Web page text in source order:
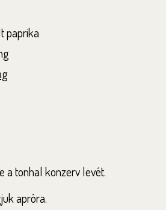
paprika
a tonhal konzerv levét.
apróra.